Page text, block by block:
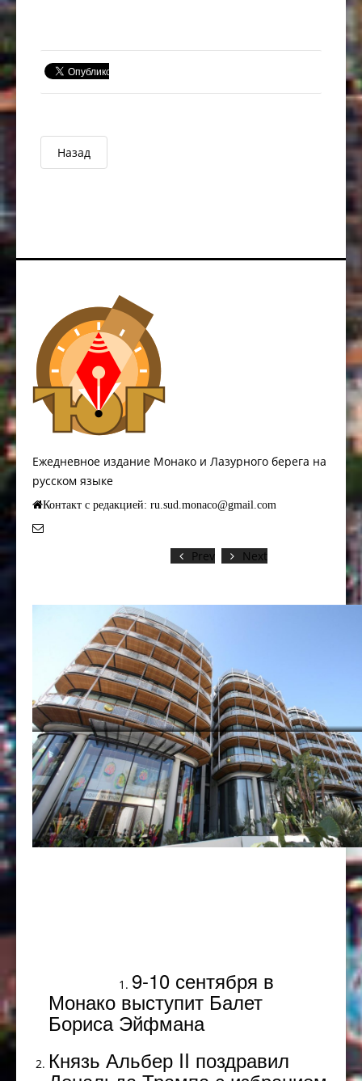
Назад
Ежедневное издание Монако и Лазурного берега на
русском языке
Контакт с редакцией: ru.sud.monaco@gmail.com
Prev Next
9-10 сентября в
Монако выступит Балет
Бориса Эйфмана
Князь Альбер II поздравил